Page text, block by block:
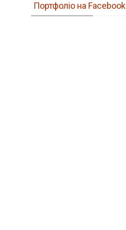
Портфоліо на Facebook